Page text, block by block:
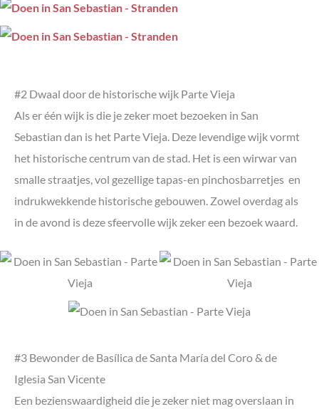
#2 Dwaal door de historische wijk Parte Vieja
Als er één wijk is die je zeker moet bezoeken in San
Sebastian dan is het Parte Vieja. Deze levendige wijk vormt
het historische centrum van de stad. Het is een wirwar van
smalle straatjes, vol gezellige tapas-en pinchosbarretjes en
indrukwekkende historische gebouwen. Zowel overdag als
in de avond is deze sfeervolle wijk zeker een bezoek waard.
#3 Bewonder de Basílica de Santa María del Coro & de
Iglesia San Vicente
Een bezienswaardigheid die je zeker niet mag overslaan in